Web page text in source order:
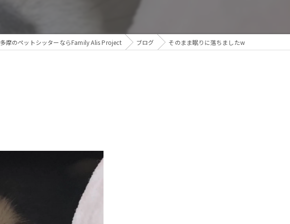
多摩のペットシッターならFamily Alis Project ブログ そのまま眠りに落ちましたw